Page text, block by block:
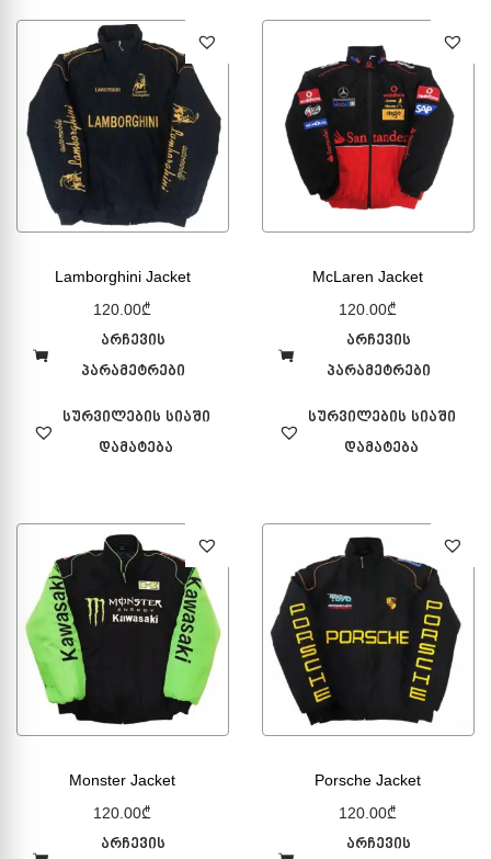
Lamborghini Jacket
120.00₾
არჩევის
პარამეტრები
სურვილების სიაში
დამატება
McLaren Jacket
120.00₾
არჩევის
პარამეტრები
სურვილების სიაში
დამატება
Monster Jacket
120.00₾
არჩევის
Porsche Jacket
120.00₾
არჩევის